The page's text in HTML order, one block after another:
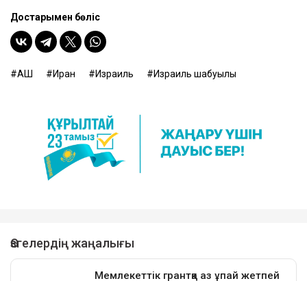
Достарыңмен бөліс
АҚШ Иран Израиль Израиль шабуылы